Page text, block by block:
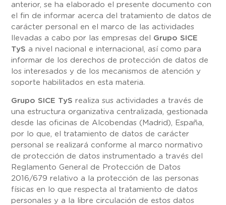
anterior, se ha elaborado el presente documento con
el fin de informar acerca del tratamiento de datos de
carácter personal en el marco de las actividades
llevadas a cabo por las empresas del Grupo SICE
TyS a nivel nacional e internacional, así como para
informar de los derechos de protección de datos de
los interesados y de los mecanismos de atención y
soporte habilitados en esta materia.
Grupo SICE TySrealiza sus actividades a través de
una estructura organizativa centralizada, gestionada
desde las oficinas de Alcobendas (Madrid), España,
por lo que, el tratamiento de datos de carácter
personal se realizará conforme al marco normativo
de protección de datos instrumentado a través del
Reglamento General de Protección de Datos
2016/679 relativo a la protección de las personas
físicas en lo que respecta al tratamiento de datos
personales y a la libre circulación de estos datos